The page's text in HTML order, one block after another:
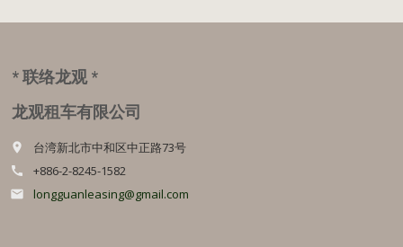
* 联络龙观 *
龙观租车有限公司
place 台湾新北市中和区中正路73号
call +886-2-8245-1582
email longguanleasing@gmail.com